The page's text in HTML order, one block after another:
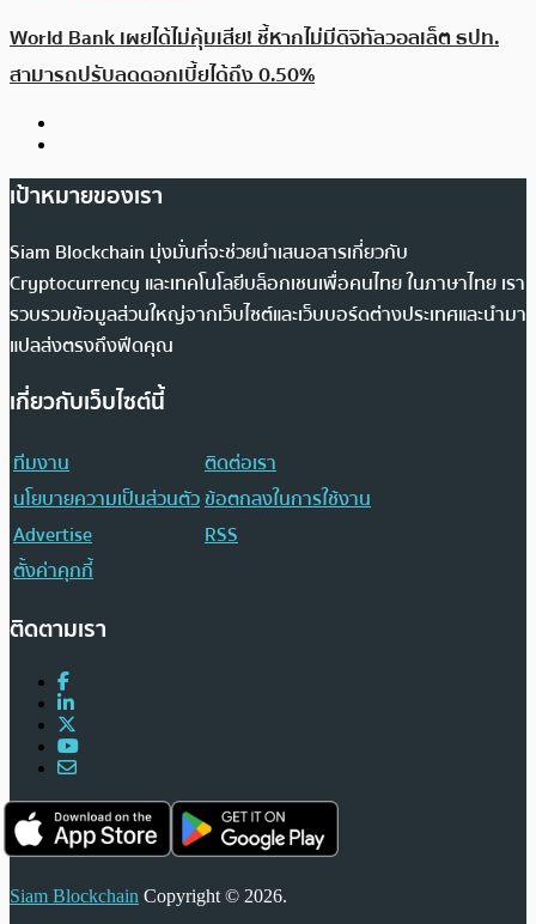
World Bank เผยได้ไม่คุ้มเสีย! ชี้หากไม่มีดิจิทัลวอลเล็ต ธปท.
สามารถปรับลดดอกเบี้ยได้ถึง 0.50%
เป้าหมายของเรา
Siam Blockchain มุ่งมั่นที่จะช่วยนำเสนอสารเกี่ยวกับ
Cryptocurrency และเทคโนโลยีบล็อกเชนเพื่อคนไทย ในภาษาไทย เรา
รวบรวมข้อมูลส่วนใหญ่จากเว็บไซต์และเว็บบอร์ดต่างประเทศและนำมา
แปลส่งตรงถึงฟีดคุณ
เกี่ยวกับเว็บไซต์นี้
ทีมงาน
ติดต่อเรา
นโยบายความเป็นส่วนตัวข้อตกลงในการใช้งาน
Advertise
RSS
ตั้งค่าคุกกี้
ติดตามเรา
Siam Blockchain Copyright © 2026.